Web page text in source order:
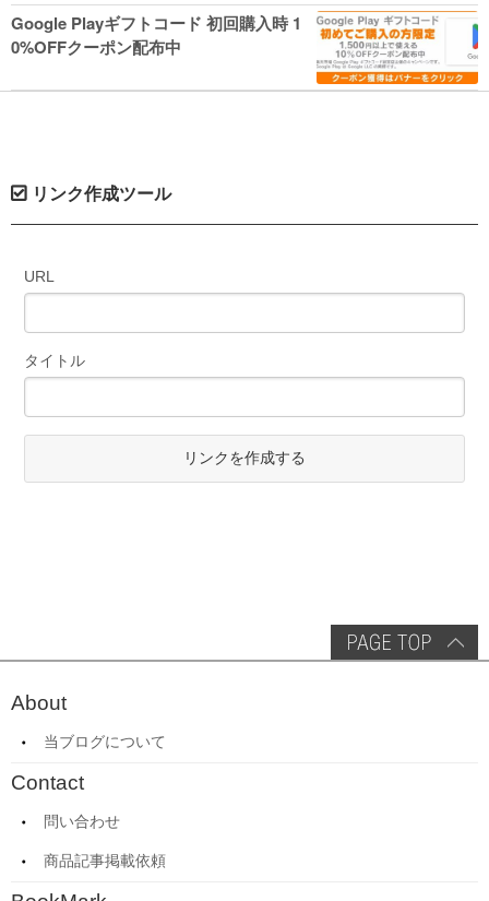
Google Playギフトコード 初回購入時 1
0%OFFクーポン配布中
リンク作成ツール
URL
タイトル
リンクを作成する
About
当ブログについて
Contact
問い合わせ
商品記事掲載依頼